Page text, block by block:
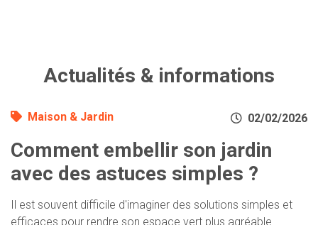
Actualités & informations
Maison & Jardin 02/02/2026
Comment embellir son jardin
avec des astuces simples ?
Il est souvent difficile d'imaginer des solutions simples et
efficaces pour rendre son espace vert plus agréable.